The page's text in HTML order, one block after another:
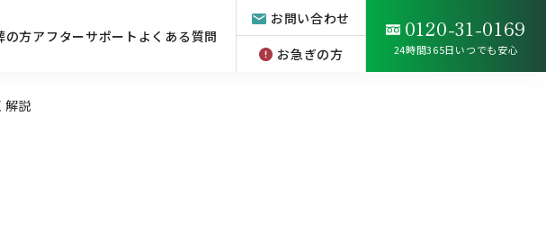
の方アフターサポート よくある質問
お問い合わせ
お急ぎの方
0120-31-0169
24時間365日いつでも安心
解説